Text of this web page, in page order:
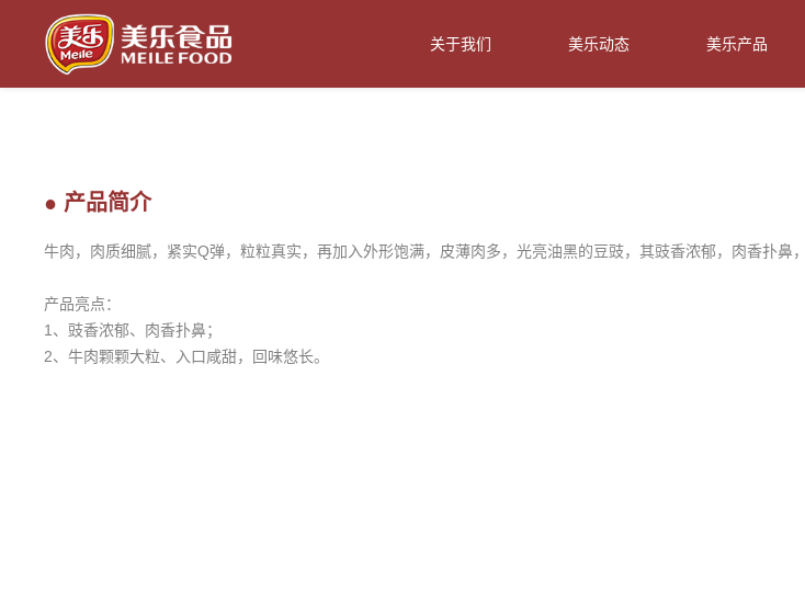
关于我们 美乐动态 美乐产品
● 产品简介
牛肉，肉质细腻，紧实Q弹，粒粒真实， 再加入外形饱满，皮薄肉多，光亮油黑的豆豉， 其豉香浓郁，肉香扑鼻
产品亮点：
1、豉香浓郁、肉香扑鼻；
2、牛肉颗颗大粒、入口咸甜，回味悠长。